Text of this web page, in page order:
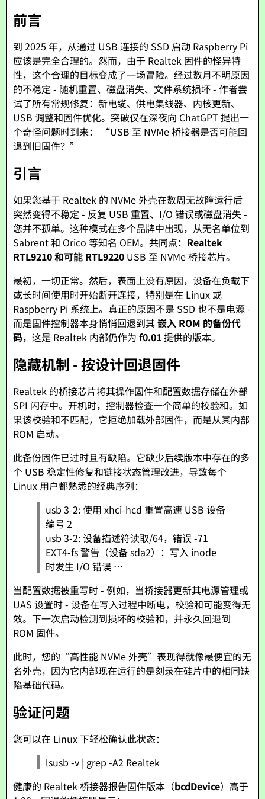
前言
到 2025 年，从通过 USB 连接的 SSD 启动 Raspberry Pi
应该是完全合理的。然而，由于 Realtek 固件的怪异特
性，这个合理的目标变成了一场冒险。经过数月不明原因
的不稳定 - 随机重置、磁盘消失、文件系统损坏 - 作者尝
试了所有常规修复：新电缆、供电集线器、内核更新、
USB 调整和固件优化。突破仅在深夜向 ChatGPT 提出一
个奇怪问题时到来： “USB 至 NVMe 桥接器是否可能回
退到旧固件？”
引言
如果您基于 Realtek 的 NVMe 外壳在数周无故障运行后
突然变得不稳定 - 反复 USB 重置、I/O 错误或磁盘消失 -
您并不孤单。这种模式在多个品牌中出现，从无名单位到
Sabrent 和 Orico 等知名 OEM。共同点： Realtek
RTL9210 和可能 RTL9220 USB 至 NVMe 桥接芯片。
最初，一切正常。然后，表面上没有原因，设备在负载下
或长时间使用时开始断开连接，特别是在 Linux 或
Raspberry Pi 系统上。真正的原因不是 SSD 也不是电源 -
而是固件控制器本身悄悄回退到其嵌入 ROM 的备份代
码，这是 Realtek 内部仍作为f0.01提供的版本。
隐藏机制 - 按设计回退固件
Realtek 的桥接芯片将其操作固件和配置数据存储在外部
SPI 闪存中。开机时，控制器检查一个简单的校验和。如
果该校验和不匹配，它拒绝加载外部固件，而是从其内部
ROM 启动。
此备份固件已过时且有缺陷。它缺少后续版本中存在的多
个 USB 稳定性修复和链接状态管理改进，导致每个
Linux 用户都熟悉的经典序列：
usb 3-2: 使用 xhci-hcd 重置高速 USB 设备
编号 2
usb 3-2: 设备描述符读取/64，错误 -71
EXT4-fs 警告（设备 sda2）：写入 inode
时发生 I/O 错误 …
当配置数据被重写时 - 例如，当桥接器更新其电源管理或
UAS 设置时 - 设备在写入过程中断电，校验和可能变得无
效。下一次启动检测到损坏的校验和，并永久回退到
ROM 固件。
此时，您的“高性能 NVMe 外壳”表现得就像最便宜的无
名外壳，因为它内部现在运行的是刻录在硅片中的相同缺
陷基础代码。
验证问题
您可以在 Linux 下轻松确认此状态：
lsusb -v | grep -A2 Realtek
健康的 Realtek 桥接器报告固件版本（bcdDevice）高于